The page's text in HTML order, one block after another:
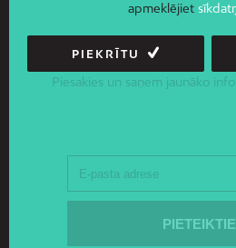
JAUNUMI E-
Piesakies un saņem jaunāko
apmeklējiet
PIEKRĪTU